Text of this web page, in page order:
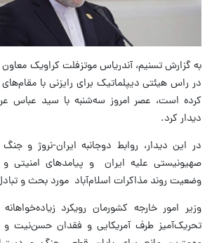
به گزارش تسنیم، آندریاس موتزفلت کراویک معاون
در راس هیئتی دیپلماتیک برای رایزنی با
کرده است، عصر امروز سه‌شنبه با سید عباس
دیدار کرد.
در این دیدار، روابط دوجانبه ایران-نروژ و
صهیونیستی علیه ایران و پیامدهای امنیتی
وضعیت روند مذاکرات اسلام‌آباد مورد بحث و
وزیر امور خارجه کشورمان رویکرد
تحریک‌آمیز طرف آمریکایی و فقدان حسن‌نیت و